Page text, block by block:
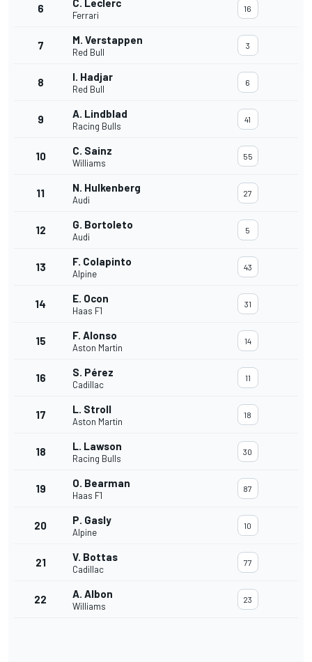
6 C. Leclerc
Ferrari
16
7 M. Verstappen
Red Bull
3
8 I. Hadjar
Red Bull
6
9 A. Lindblad
Racing Bulls
41
10 C. Sainz
Williams
55
11 N. Hulkenberg
Audi
27
12 G. Bortoleto
Audi
5
13 F. Colapinto
Alpine
43
14 E. Ocon
Haas F1
31
15 F. Alonso
Aston Martin
14
16 S. Pérez
Cadillac
11
17 L. Stroll
Aston Martin
18
18 L. Lawson
Racing Bulls
30
19 O. Bearman
Haas F1
87
20 P. Gasly
Alpine
10
21 V. Bottas
Cadillac
77
22 A. Albon
Williams
23